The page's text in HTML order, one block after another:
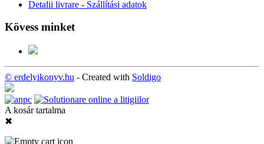
Detalii livrare - Szállítási adatok
Kövess minket
© erdelyikonyv.hu - Created with Soldigo
A kosár tartalma
✖